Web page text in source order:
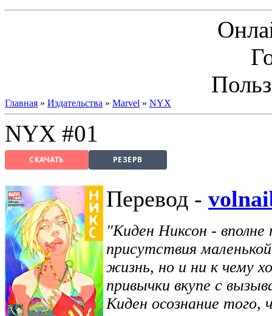
Главная » Издательства » Marvel » NYX
NYX #01
СКАЧАТЬ РЕЗЕРВ
Перевод -
"Киден Никсон -
присутствия
жизнь, но и ни к чему
привычки вкупе с
Киден осознание